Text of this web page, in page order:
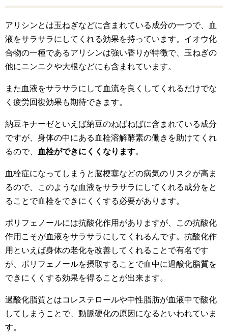
アリシンとは玉ねぎなどに含まれている成分の一つで、血
液をサラサラにしてくれる効果を持っています。イオウ化
合物の一種であるアリシンは強い香りが特徴で、玉ねぎの
他にニンニクや大根などにも含まれています。
また血液をサラサラにして血流を良くしてくれるだけでな
く疲労回復効果も期待できます。
納豆キナーゼといえば納豆のねばねばに含まれている成分
ですが、身体の中にある血栓溶解酵素の働きを助けてくれ
るので、
血栓ができにくくなります。
血栓症になってしまうと脳梗塞などの病気のリスクが高ま
るので、このような血液をサラサラにしてくれる成分をと
ることで血栓をできにくくする必要があります。
ポリフェノールには抗酸化作用がありますが、この抗酸化
作用こそが血液をサラサラにしてくれるんです。抗酸化作
用といえば身体の老化を改善してくれることで有名です
が、ポリフェノールを摂取することで血中に過酸化脂質を
できにくくする効果を得ることが出来ます。
過酸化脂質とはコレステロールや中性脂肪が血液中で酸化
してしまうことで、動脈硬化の原因になるといわれていま
す。